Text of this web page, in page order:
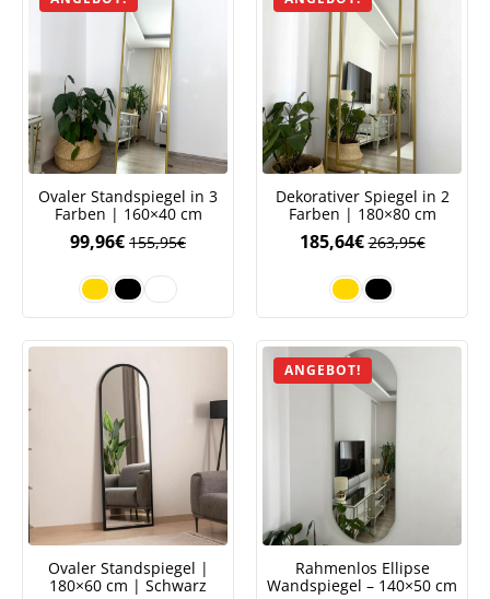
Ovaler Standspiegel in 3
Farben | 160×40 cm
155,95€
99,96€
Dekorativer Spiegel in 2
Farben | 180×80 cm
263,95€
185,64€
Ovaler Standspiegel |
180×60 cm | Schwarz
ANGEBOT!
Rahmenlos Ellipse
Wandspiegel – 140×50 cm